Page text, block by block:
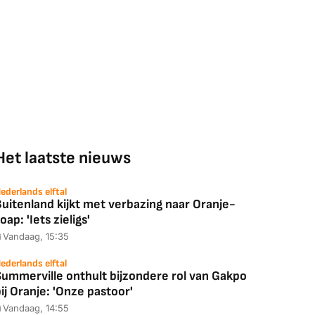
laatste nieuws
elftal
kijkt met verbazing naar Oranje-
'Iets zieligs'
Vandaag, 15:35
elftal
onthult bijzondere rol van Gakpo
Oranje: 'Onze pastoor'
Vandaag, 14:55